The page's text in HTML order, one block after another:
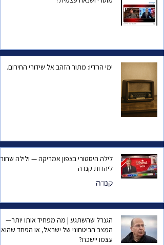
ימי הרדיו: מתור הזהב אל שידורי החירום.
לילה היסטורי בצפון אמריקה — ולילה שחור
ליהדות קנדה
קנדה
הגנרל שהשתגע | מה מפחיד אותו יותר—
המצב הביטחוני של ישראל, או הפחד שהוא
עצמו יישכח?